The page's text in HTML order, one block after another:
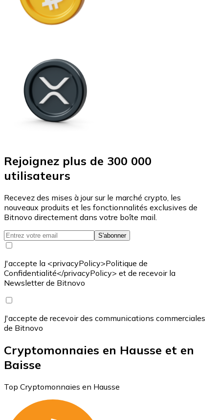
Rejoignez plus de 300 000
utilisateurs
Recevez des mises à jour sur le marché crypto, les
nouveaux produits et les fonctionnalités exclusives de
Bitnovo directement dans votre boîte mail.
S'abonner
J'accepte la <privacyPolicy>Politique de
Confidentialité</privacyPolicy> et de recevoir la
Newsletter de Bitnovo
J'accepte de recevoir des communications commerciales
de Bitnovo
Cryptomonnaies en Hausse et en
Baisse
Top Cryptomonnaies en Hausse